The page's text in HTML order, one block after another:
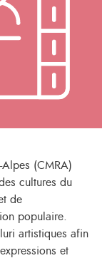
Alpes (CMRA)
cultures du
de
populaire.
artistiques afin
et